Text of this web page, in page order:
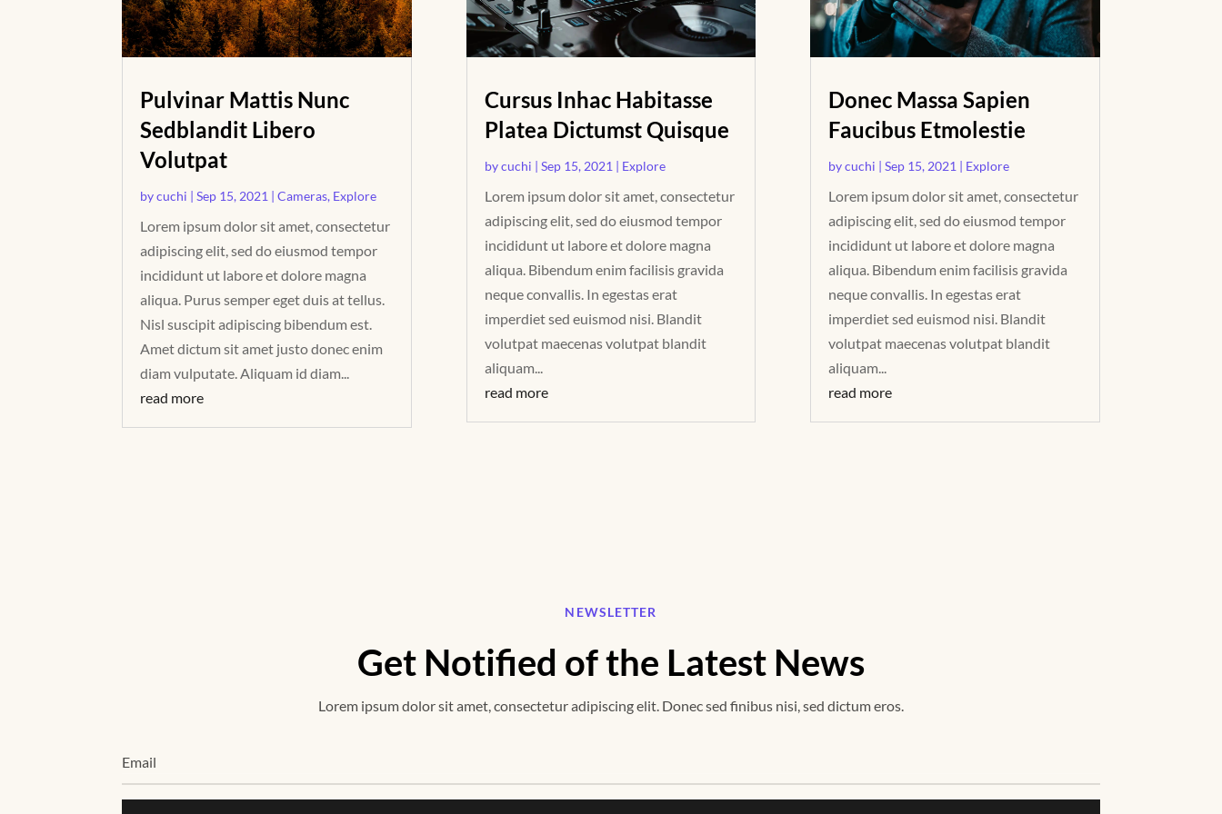
Pulvinar Mattis Nunc
Sedblandit Libero
Volutpat
bycuchi |Sep 15, 2021 |Cameras, Explore
Lorem ipsum dolor sit amet, consectetur
adipiscing elit, sed do eiusmod tempor
incididunt ut labore et dolore magna
aliqua. Purus semper eget duis at tellus.
Nisl suscipit adipiscing bibendum est.
Amet dictum sit amet justo donec enim
diam vulputate. Aliquam id diam...
read more
Cursus Inhac Habitasse
Platea Dictumst Quisque
bycuchi | Sep 15, 2021 | Explore
Lorem ipsum dolor sit amet, consectetur
adipiscing elit, sed do eiusmod tempor
incididunt ut labore et dolore magna
aliqua. Bibendum enim facilisis gravida
neque convallis. In egestas erat
imperdiet sed euismod nisi. Blandit
volutpat maecenas volutpat blandit
aliquam...
read more
Donec Massa Sapien
Faucibus Etmolestie
bycuchi | Sep 15, 2021 | Explore
Lorem ipsum dolor sit amet, consectetur
adipiscing elit, sed do eiusmod tempor
incididunt ut labore et dolore magna
aliqua. Bibendum enim facilisis gravida
neque convallis. In egestas erat
imperdiet sed euismod nisi. Blandit
volutpat maecenas volutpat blandit
aliquam...
read more
NEWSLETTER
Get Notified of the Latest News
Lorem ipsum dolor sit amet, consectetur adipiscing elit. Donec sed finibus nisi, sed dictum eros.